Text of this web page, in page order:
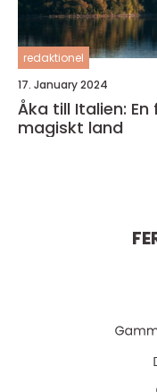
redaktionel
17. January 2024
Åka till Italien:
magiskt land